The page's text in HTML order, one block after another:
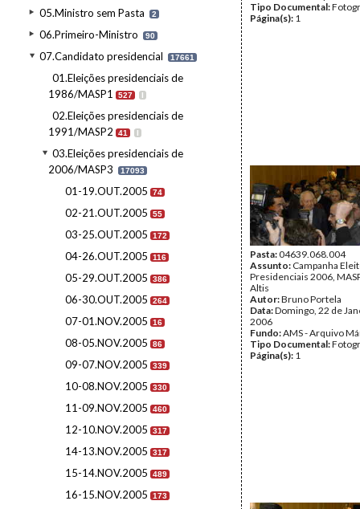
05.Ministro sem Pasta 2
06.Primeiro-Ministro 90
07.Candidato presidencial 17661
01.Eleições presidenciais de
1986/MASP1
527 I
02.Eleições presidenciais de
1991/MASP2
41 I
03.Eleições presidenciais de
2006/MASP3
17093
01-19.OUT.2005 74
02-21.OUT.2005 55
03-25.OUT.2005 172
04-26.OUT.2005 116
05-29.OUT.2005 386
06-30.OUT.2005 264
07-01.NOV.2005 16
08-05.NOV.2005 86
09-07.NOV.2005 339
10-08.NOV.2005 330
11-09.NOV.2005 460
12-10.NOV.2005 317
14-13.NOV.2005 317
15-14.NOV.2005 489
16-15.NOV.2005 173
Tipo Documental:
Página(s): 1
Pasta:04639.068.004
Assunto: Campanha
Presidenciais 2006,
Altis
Autor:Bruno Portela
Data:Domingo, 22 de
2006
Fundo:AMS - Arquivo
Tipo Documental:
Página(s): 1